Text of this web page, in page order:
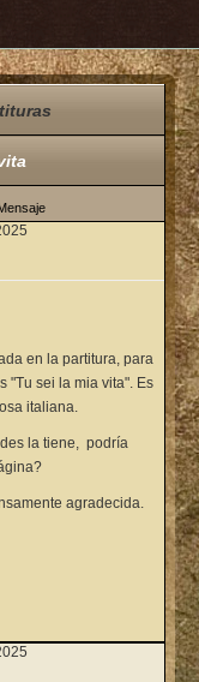
en la partitura, para
"Tu sei la mia vita". Es
italiana.
la tiene, podría
agradecida.